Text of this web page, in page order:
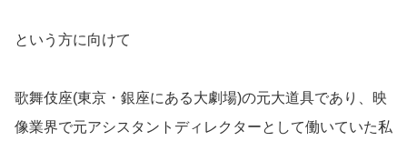
という方に向けて
歌舞伎座(東京・銀座にある大劇場)の元大道具であり、映
像業界で元アシスタントディレクターとして働いていた私